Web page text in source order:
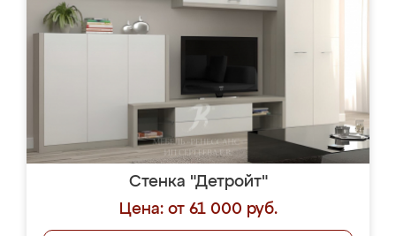
Стенка "Детройт"
Цена: от 61 000 руб.